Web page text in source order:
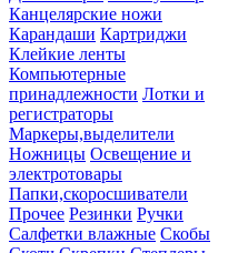
Канцелярские ножи
Карандаши Картриджи
Клейкие ленты
Компьютерные
принадлежности Лотки и
регистраторы
Маркеры,выделители
Ножницы Освещение и
электротовары
Папки,скоросшиватели
Прочее Резинки Ручки
Салфетки влажные Скобы